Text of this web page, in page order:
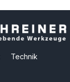
Technik